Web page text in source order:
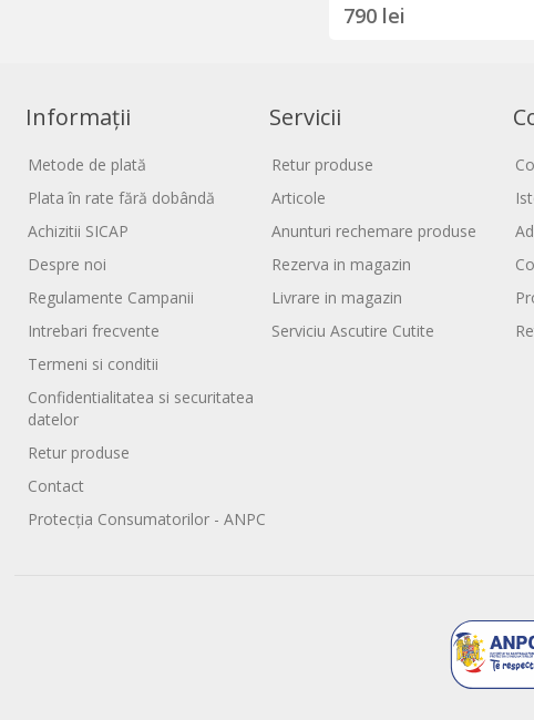
790 lei
Informații
Metode de plată
Plata în rate fără dobândă
Achizitii SICAP
Despre noi
Regulamente Campanii
Intrebari frecvente
Termeni si conditii
Confidentialitatea si securitatea
datelor
Retur produse
Contact
Protecția Consumatorilor - ANPC
Servicii
Retur produse
Articole
Anunturi rechemare produse
Rezerva in magazin
Livrare in magazin
Serviciu Ascutire Cutite